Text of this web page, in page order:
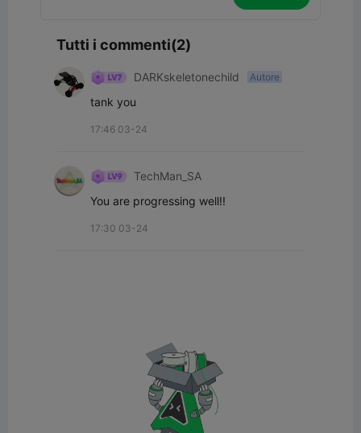
Tutti i commenti(2)
DARKskeletonechild Autore
tank you
17:46 03-24
TechMan_SA
You are progressing well!!
17:30 03-24